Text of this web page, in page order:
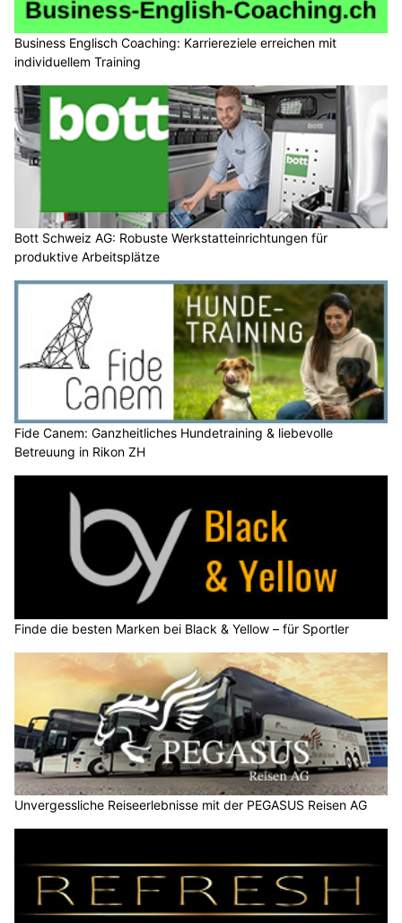
Business Englisch Coaching: Karriereziele erreichen mit
individuellem Training
Bott Schweiz AG: Robuste Werkstatteinrichtungen für
produktive Arbeitsplätze
Fide Canem: Ganzheitliches Hundetraining & liebevolle
Betreuung in Rikon ZH
Finde die besten Marken bei Black & Yellow – für Sportler
Unvergessliche Reiseerlebnisse mit der PEGASUS Reisen AG